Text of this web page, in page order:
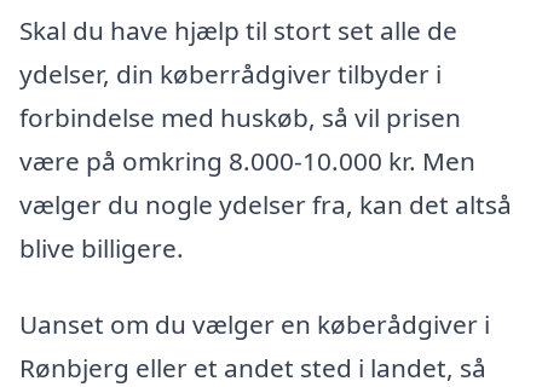
Skal du have hjælp til stort set alle de
ydelser, din køberrådgiver tilbyder i
forbindelse med huskøb, så vil prisen
være på omkring 8.000-10.000 kr. Men
vælger du nogle ydelser fra, kan det altså
blive billigere.
Uanset om du vælger en køberådgiver i
Rønbjerg eller et andet sted i landet, så